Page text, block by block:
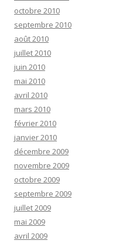
octobre 2010
septembre 2010
août 2010
juillet 2010
juin 2010
mai 2010
avril 2010
mars 2010
février 2010
janvier 2010
décembre 2009
novembre 2009
octobre 2009
septembre 2009
juillet 2009
mai 2009
avril 2009